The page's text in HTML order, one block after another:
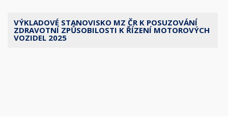
VÝKLADOVÉ STANOVISKO MZ ČR K POSUZOVÁNÍ
ZDRAVOTNÍ ZPŮSOBILOSTI K ŘÍZENÍ MOTOROVÝCH
VOZIDEL 2025